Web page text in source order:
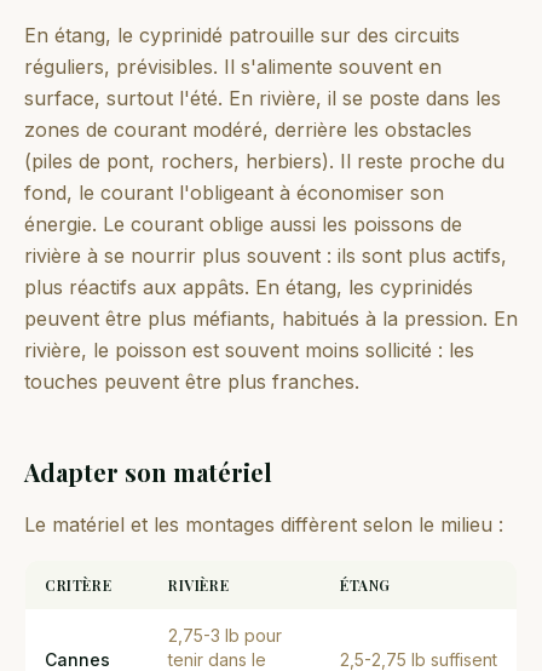
En étang, le cyprinidé patrouille sur des circuits
réguliers, prévisibles. Il s'alimente souvent en
surface, surtout l'été. En rivière, il se poste dans les
zones de courant modéré, derrière les obstacles
(piles de pont, rochers, herbiers). Il reste proche du
fond, le courant l'obligeant à économiser son
énergie. Le courant oblige aussi les poissons de
rivière à se nourrir plus souvent : ils sont plus actifs,
plus réactifs aux appâts. En étang, les cyprinidés
peuvent être plus méfiants, habitués à la pression. En
rivière, le poisson est souvent moins sollicité : les
touches peuvent être plus franches.
Adapter son matériel
Le matériel et les montages diffèrent selon le milieu :
CRITÈRE RIVIÈRE ÉTANG
Cannes
2,75-3 lb pour
tenir dans le
2,5-2,75 lb suffisent